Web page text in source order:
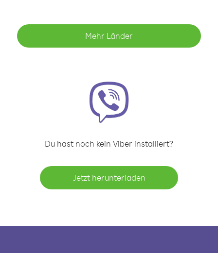
Mehr Länder
Du hast noch kein Viber installiert?
Jetzt herunterladen